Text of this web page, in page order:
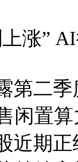
” AI
二季
闲置
近期